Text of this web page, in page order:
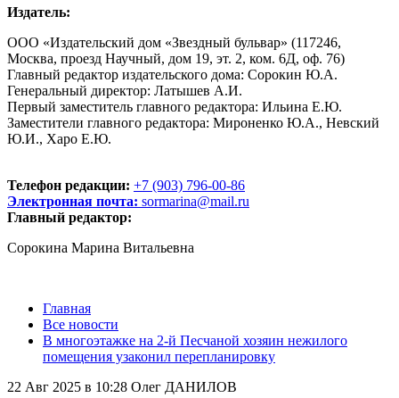
Издатель:
ООО «Издательский дом «Звездный бульвар» (117246,
Москва, проезд Научный, дом 19, эт. 2, ком. 6Д, оф. 76)
Главный редактор издательского дома: Сорокин Ю.А.
Генеральный директор: Латышев А.И.
Первый заместитель главного редактора: Ильина Е.Ю.
Заместители главного редактора: Мироненко Ю.А., Невский
Ю.И., Харо Е.Ю.
Телефон редакции: +7 (903) 796-00-86
Электронная почта: sormarina@mail.ru
Главный редактор:
Сорокина Марина Витальевна
Главная
Все новости
В многоэтажке на 2-й Песчаной хозяин нежилого
помещения узаконил перепланировку
22 Авг 2025 в 10:28 Олег ДАНИЛОВ